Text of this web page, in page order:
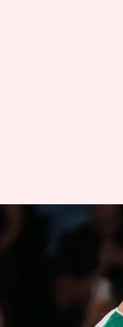
पेरिस
इमान
रिपोर्ट